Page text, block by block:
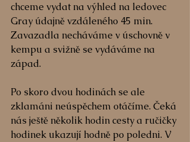
chceme vydat na výhled na ledovec
Gray údajně vzdáleného 45 min.
Zavazadla necháváme v úschovně v
kempu a svižně se vydáváme na
západ.
Po skoro dvou hodinách se ale
zklamáni neúspěchem otáčíme. Čeká
nás ještě několik hodin cesty a ručičky
hodinek ukazují hodně po poledni. V